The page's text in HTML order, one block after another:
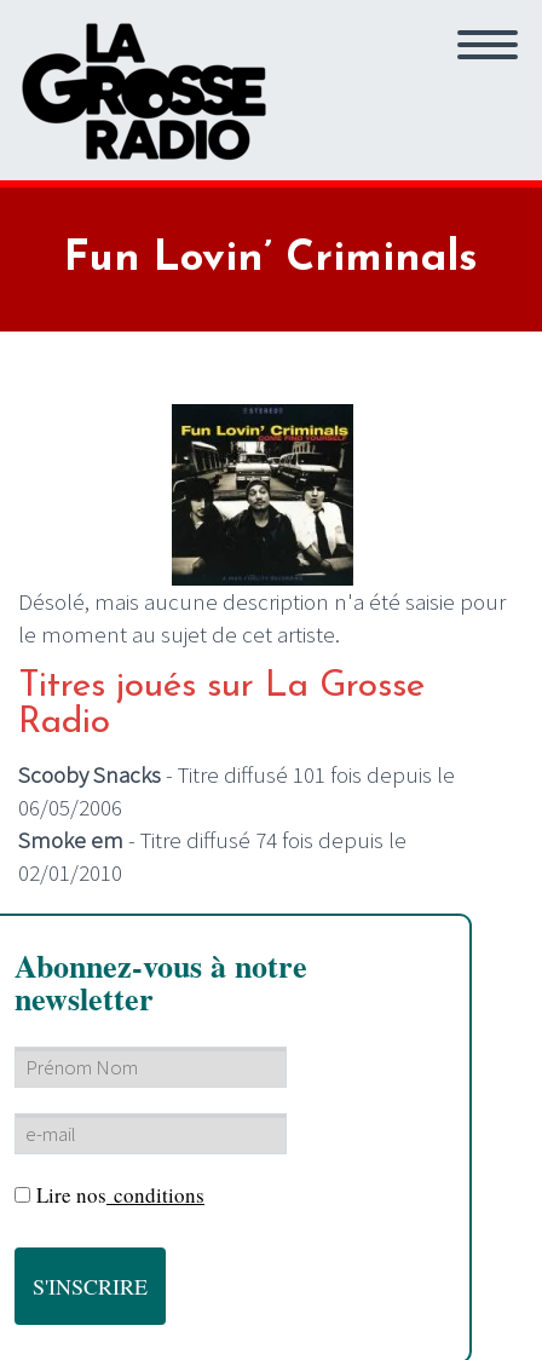
Fun Lovin’ Criminals
Désolé, mais aucune description n'a été saisie pour
le moment au sujet de cet artiste.
Titres joués sur La Grosse
Radio
Scooby Snacks- Titre diffusé 101 fois depuis le
06/05/2006
Smoke em - Titre diffusé 74 fois depuis le
02/01/2010
Abonnez-vous à notre
newsletter
Lire nos conditions